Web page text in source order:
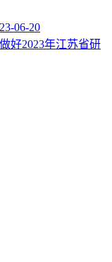
06-20
好2023年江苏省研